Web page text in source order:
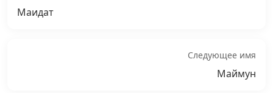
Маидат
Следующее имя
Маймун